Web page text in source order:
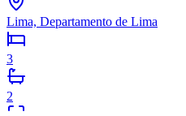
Lima, Departamento de Lima
3
2